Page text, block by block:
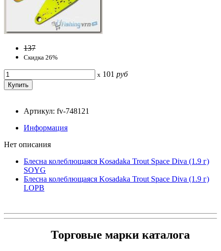
137
Скидка 26%
x 101 руб
Артикул: fv-748121
Информация
Нет описания
Блесна колеблющаяся Kosadaka Trout Space Diva (1.9 г)
SOYG
Блесна колеблющаяся Kosadaka Trout Space Diva (1.9 г)
LOPB
Торговые марки каталога